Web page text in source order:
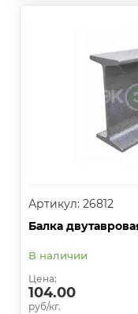
Артикул: 26812
Балка
В наличии
Цена:
104.00
руб/кг.